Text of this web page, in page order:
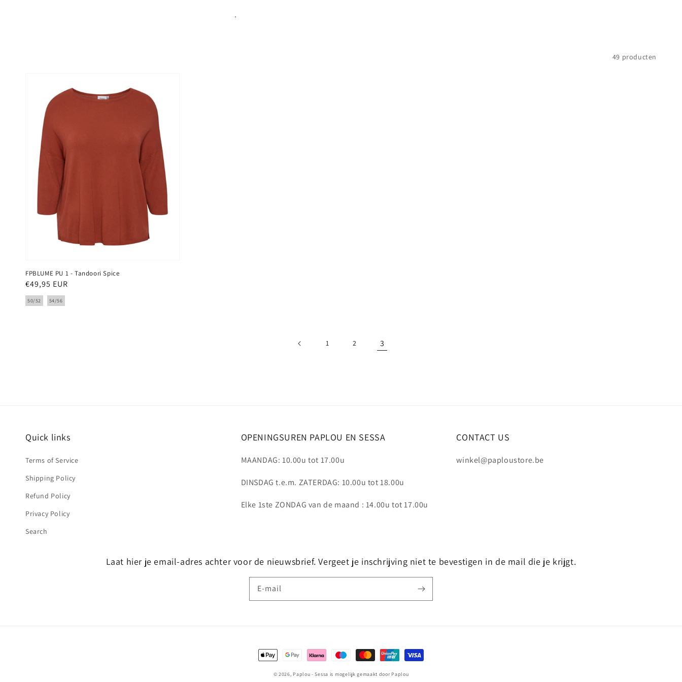
.
49 producten
FPBLUME PU 1 - Tandoori Spice
Normale
prijs
€49,95 EUR
50/52 54/56
1 2 3
Quick links
Terms of Service
Shipping Policy
Refund Policy
Privacy Policy
Search
OPENINGSUREN PAPLOU EN SESSA
MAANDAG: 10.00u tot 17.00u
DINSDAG t.e.m. ZATERDAG: 10.00u tot 18.00u
Elke 1ste ZONDAG van de maand : 14.00u tot 17.00u
CONTACT US
winkel@paploustore.be
Laat hier je email-adres achter voor de nieuwsbrief. Vergeet je inschrijving niet te bevestigen in de mail die je krijgt.
E‑mail
Betaalmethoden
© 2026, Paplou - Sessa is mogelijk gemaakt door Paplou